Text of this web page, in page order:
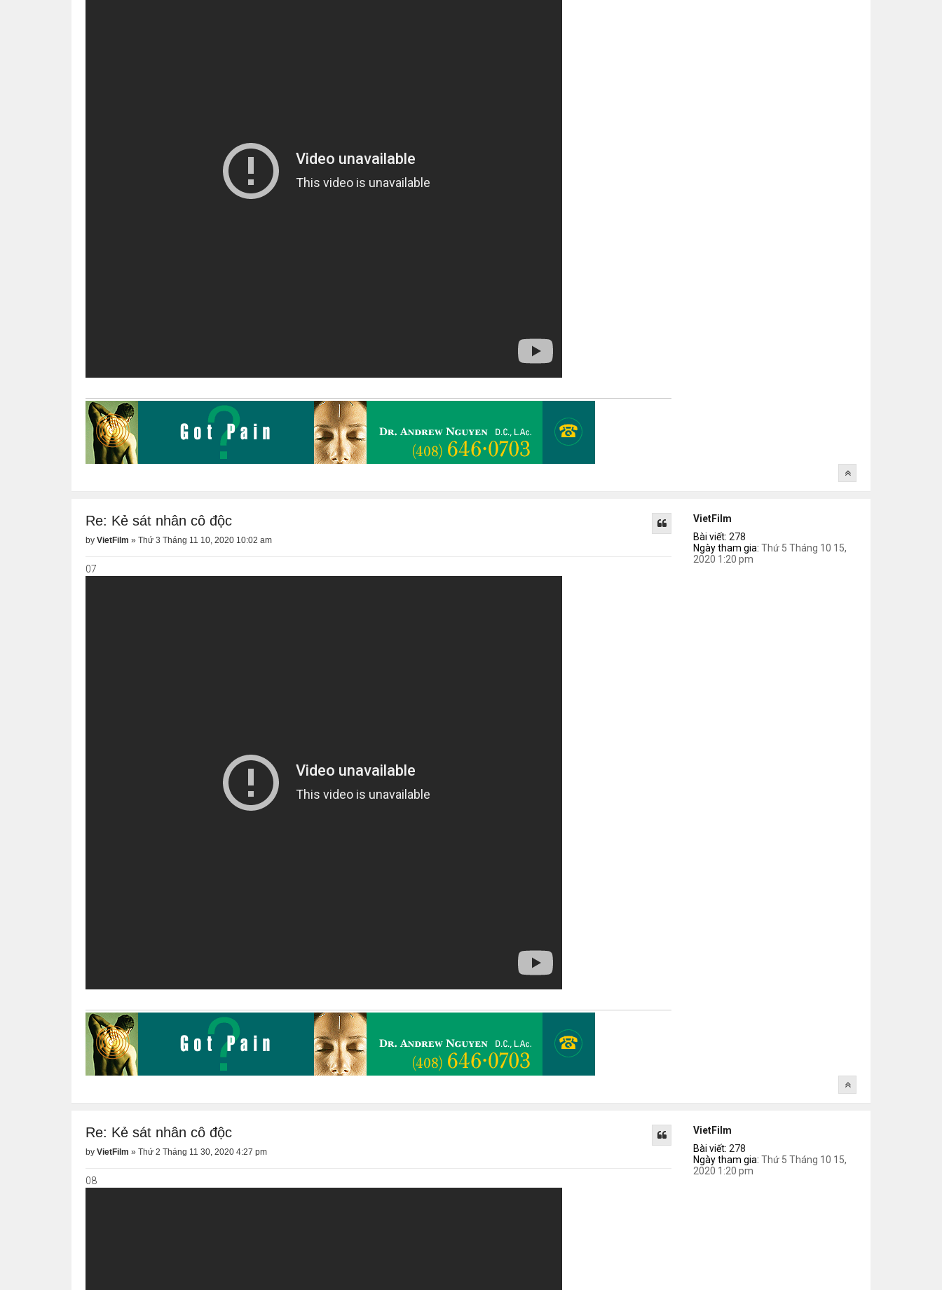
VietFilm
Bài viết: 278
Ngày tham gia: Thứ 5 Tháng 10 15,
2020 1:20 pm
Re: Kẻ sát nhân cô độc
by VietFilm » Thứ 3 Tháng 11 10, 2020 10:02 am
07
VietFilm
Bài viết: 278
Ngày tham gia: Thứ 5 Tháng 10 15,
2020 1:20 pm
Re: Kẻ sát nhân cô độc
by VietFilm » Thứ 2 Tháng 11 30, 2020 4:27 pm
08